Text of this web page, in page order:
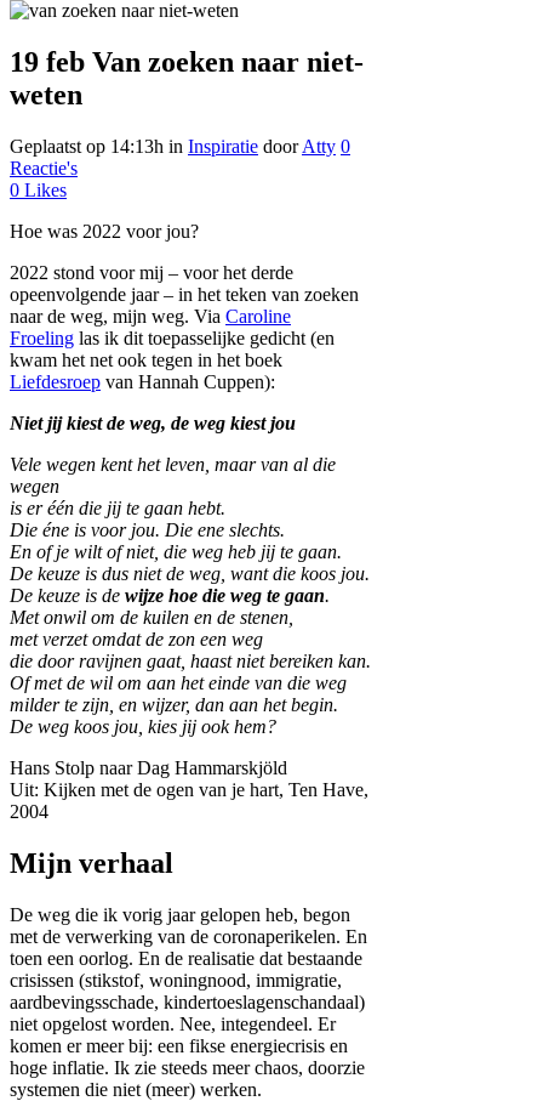
19 feb Van zoeken naar niet-
weten
Geplaatst op 14:13h in Inspiratie doorAtty 0
Reactie's
0 Likes
Hoe was 2022 voor jou?
2022 stond voor mij – voor het derde
opeenvolgende jaar – in het teken van zoeken
naar de weg, mijn weg. Via Caroline
Froeling las ik dit toepasselijke gedicht (en
kwam het net ook tegen in het boek
Liefdesroep van Hannah Cuppen):
Niet jij kiest de weg, de weg kiest jou
Vele wegen kent het leven, maar van al die
wegen
is er één die jij te gaan hebt.
Die éne is voor jou. Die ene slechts.
En of je wilt of niet, die weg heb jij te gaan.
De keuze is dus niet de weg, want die koos jou.
De keuze is de wijze hoe die weg te gaan.
Met onwil om de kuilen en de stenen,
met verzet omdat de zon een weg
die door ravijnen gaat, haast niet bereiken kan.
Of met de wil om aan het einde van die weg
milder te zijn, en wijzer, dan aan het begin.
De weg koos jou, kies jij ook hem?
Hans Stolp naar Dag Hammarskjöld
Uit: Kijken met de ogen van je hart, Ten Have,
2004
Mijn verhaal
De weg die ik vorig jaar gelopen heb, begon
met de verwerking van de coronaperikelen. En
toen een oorlog. En de realisatie dat bestaande
crisissen (stikstof, woningnood, immigratie,
aardbevingsschade, kindertoeslagenschandaal)
niet opgelost worden. Nee, integendeel. Er
komen er meer bij: een fikse energiecrisis en
hoge inflatie. Ik zie steeds meer chaos, doorzie
systemen die niet (meer) werken.